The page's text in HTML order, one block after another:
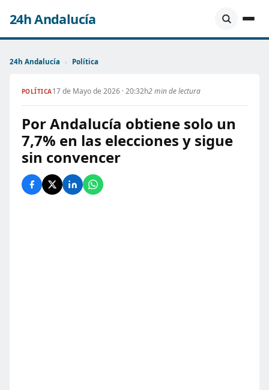
24h Andalucía
24h Andalucía › Política
POLÍTICA17 de Mayo de 2026 · 20:32h2 min de lectura
Por Andalucía obtiene solo un
7,7% en las elecciones y sigue
sin convencer